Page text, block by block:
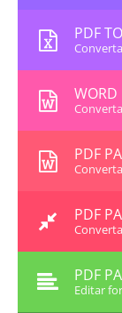
PDF
WORD
PDF
PDF
PDF
Editar